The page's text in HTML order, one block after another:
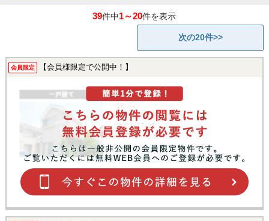
39件中1～20件を表示
次の20件>>
会員限定 【会員様限定で公開中！】